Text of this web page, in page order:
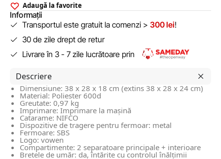
Adaugă la favorite
Informații
Transportul este gratuit la comenzi > 300 lei!
30 de zile drept de retur
Livrare în 3 - 7 zile lucrătoare prin
Descriere
Dimensiune: 38 x 28 x 18 cm (extins 38 x 28 x 24 cm)
Material: Poliester 600d
Greutate: 0,97 kg
Imprimare: Imprimare la mașină
Catarame: NIFCO
Dispozitive de tragere pentru fermoar: metal
Fermoare: SBS
Logo: vowen
Compartimente: 2 separatoare principale + interioare
Bretele de umăr: da, întărite cu controlul înălțimii